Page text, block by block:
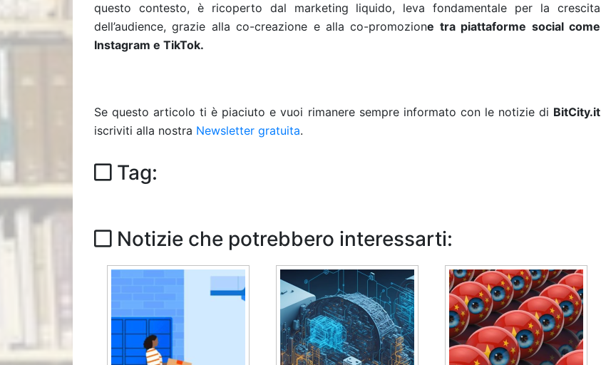
questo contesto, è ricoperto dal marketing liquido, leva fondamentale per la crescita
dell’audience, grazie alla co-creazione e alla co-promozione tra piattaforme social come
Instagram e TikTok.
Se questo articolo ti è piaciuto e vuoi rimanere sempre informato con le notizie di BitCity.it
iscriviti alla nostra Newsletter gratuita.
Tag:
Notizie che potrebbero interessarti: